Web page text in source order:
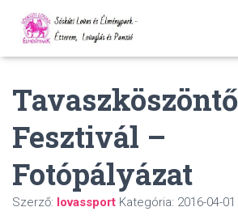
Tavaszköszöntő
Fesztivál –
Fotópályázat
Szerző: lovassport Kategória: 2016-04-01